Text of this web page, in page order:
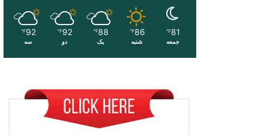
81
℉
جمعه
86
℉
شنبه
88
℉
یک
92
℉
دو
92
℉
سه